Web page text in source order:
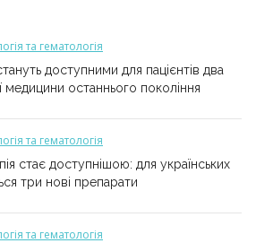
та гематологія
доступними для пацієнтів два
медицини останнього покоління
та гематологія
стає доступнішою: для українських
три нові препарати
та гематологія